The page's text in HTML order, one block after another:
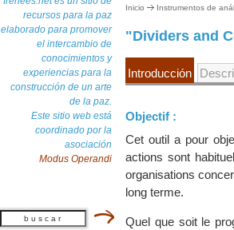
recursos para la paz
elaborado para promover
el intercambio de
conocimientos y
experiencias para la
construcción de un arte
de la paz.
Este sitio web está
coordinado por la
asociación
Modus Operandi
Inicio Instrumentos de
"Dividers and
Introducción
Objectif :
Cet outil a pour
actions sont
organisations
long terme.
Quel que soit le